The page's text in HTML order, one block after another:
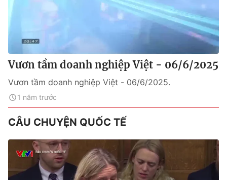
Vươn tầm doanh nghiệp Việt - 06/6/2025
Vươn tầm doanh nghiệp Việt - 06/6/2025.
1 năm trước
CÂU CHUYỆN QUỐC TẾ